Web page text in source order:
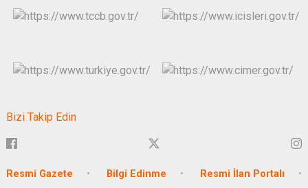
Bizi Takip Edin
Resmi Gazete Bilgi Edinme Resmi İlan Portalı